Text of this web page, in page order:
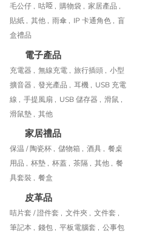
毛公仔 , 咕𠱸 , 購物袋 , 家居產品 ,
貼紙 , 其他 , 雨傘 , IP 卡通角色 , 盲
盒禮品
電子產品
充電器 , 無線充電 , 旅行插頭 , 小型
擴音器 , 發光產品 , 耳機 , USB 充電
線 , 手提風扇 , USB 儲存器 , 滑鼠 ,
滑鼠墊 , 其他
家居禮品
保温 / 陶瓷杯 , 儲物箱 , 酒具 , 餐桌
用品 , 杯墊 , 杯蓋 , 茶隔 , 其他 , 餐
具套裝 , 餐盒
皮革品
咭片套 / 證件套 , 文件夾 , 文件套 ,
筆記本 , 錢包 , 平板電腦套 , 公事包